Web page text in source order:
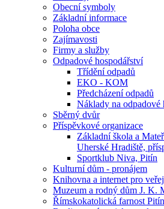
Obecní symboly
Základní informace
Poloha obce
Zajímavosti
Firmy a služby
Odpadové hospodářství
Třídění odpadů
EKO - KOM
Předcházení odpadů
Náklady na odpadové
Sběrný dvůr
Příspěvkové organizace
Základní škola a
Uherské Hradiště,
Sportklub Niva, Pitín
Kulturní dům - pronájem
Knihovna a internet pro
Muzeum a rodný dům J. K.
Římskokatolická farnost Pitín